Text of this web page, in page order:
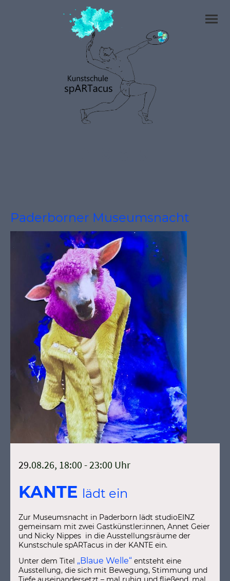
Paderborner Museumsnacht
29.08.26, 18:00 - 23:00 Uhr
KANTE lädt ein
Zur Museumsnacht in Paderborn lädt studioEINZ
gemeinsam mit zwei Gastkünstler:innen, Annet Geier
und Nicky Nippes in die Ausstellungsräume der
Kunstschule spARTacus in der KANTE ein.
Unter dem Titel „Blaue Welle“ entsteht eine
Ausstellung, die sich mit Bewegung, Stimmung und